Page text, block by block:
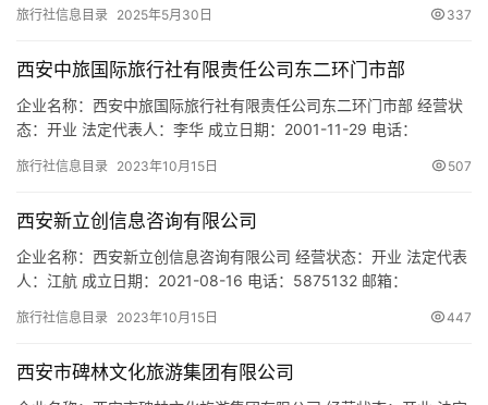
旅行社信息目录 2025年5月30日 337
西安中旅国际旅行社有限责任公司东二环门市部
企业名称：西安中旅国际旅行社有限责任公司东二环门市部 经营状
态：开业 法定代表人：李华 成立日期：2001-11-29 电话：
91610135MA6U349L1Q 注册地址：陕西省西安市碑林区东二环立
客并提供咨询、宣…
旅行社信息目录 2023年10月15日 507
西安新立创信息咨询有限公司
企业名称：西安新立创信息咨询有限公司 经营状态：开业 法定代表
人：江航 成立日期：2021-08-16 电话：5875132 邮箱：
91610132MAB0YPCD31 注册地址：陕西省西安市经济技术开发区
询服务（不含许可类信息咨询服务）；…
旅行社信息目录 2023年10月15日 447
西安市碑林文化旅游集团有限公司